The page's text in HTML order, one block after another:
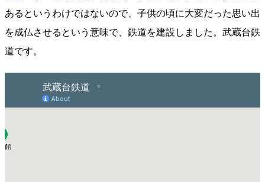
あるというわけではないので、子供の頃に大変だった思い出
を成仏させるという意味で、鉄道を建設しました。武蔵台鉄
道です。